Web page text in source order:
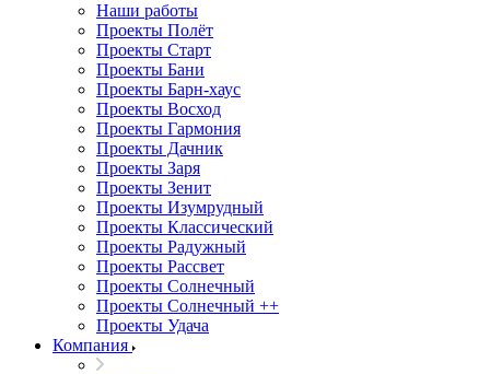
Наши работы
Проекты Полёт
Проекты Старт
Проекты Бани
Проекты Барн-хаус
Проекты Восход
Проекты Гармония
Проекты Дачник
Проекты Заря
Проекты Зенит
Проекты Изумрудный
Проекты Классический
Проекты Радужный
Проекты Рассвет
Проекты Солнечный
Проекты Солнечный ++
Проекты Удача
Компания